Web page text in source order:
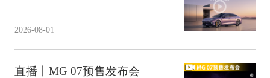
2026-08-01
直播丨MG 07预售发布会